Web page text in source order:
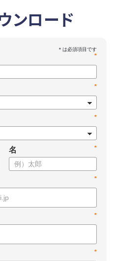
ンロード
*
*
*
*
名
*
*
*